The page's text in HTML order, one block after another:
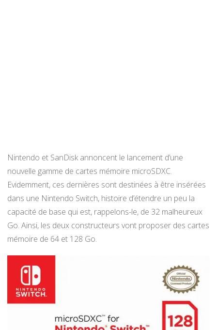
Nintendo et SanDisk annoncent le lancement d’une
nouvelle gamme de cartes mémoire microSDXC.
Evidemment, ces dernières sont destinées à être insérées
dans une Nintendo Switch, histoire d’étendre un peu la
capacité de base qui est, rappelons-le, de 32 malheureux
Go. Ainsi, les deux constructeurs vont proposer des cartes
mémoire de 64 et 128 Go.